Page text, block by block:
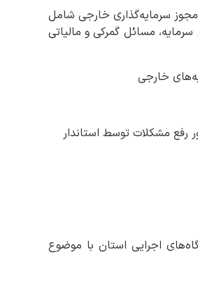
سرمایه‌گذاری خارجی شامل
مسائل گمرکی و مالیاتی
اجرایی استان با موضوع